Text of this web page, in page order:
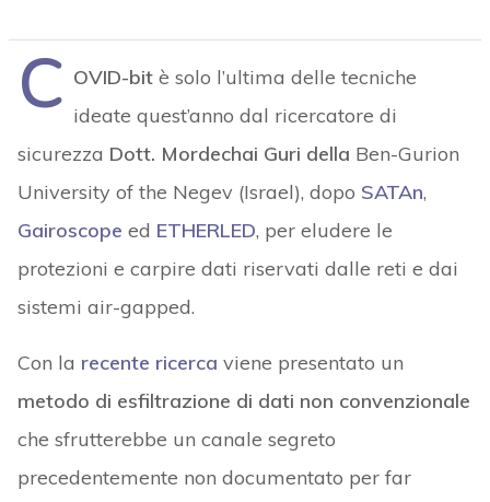
C OVID-bitè solo l’ultima delle tecniche
ideate quest’anno dal ricercatore di
sicurezza Dott. Mordechai Guri della Ben-Gurion
University of the Negev (Israel), dopo SATAn,
Gairoscope ed ETHERLED, per eludere le
protezioni e carpire dati riservati dalle reti e dai
sistemi air-gapped.
Con la recente ricerca viene presentato un
metodo di esfiltrazione di dati non convenzionale
che sfrutterebbe un canale segreto
precedentemente non documentato per far